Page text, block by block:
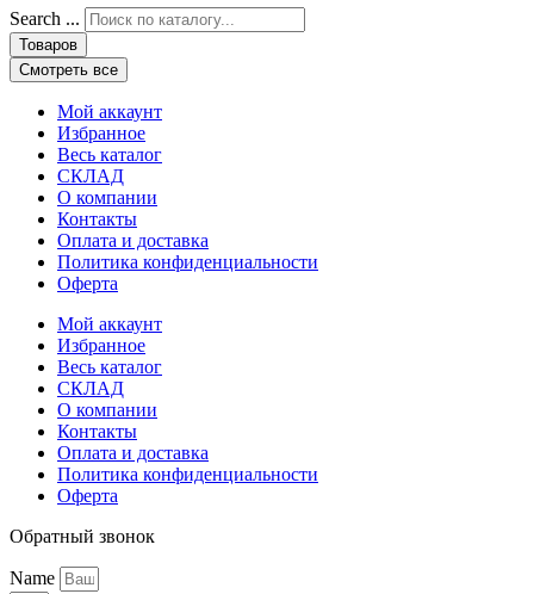
Search ...
Товаров
Смотреть все
Мой аккаунт
Избранное
Весь каталог
СКЛАД
О компании
Контакты
Оплата и доставка
Политика конфиденциальности
Оферта
Мой аккаунт
Избранное
Весь каталог
СКЛАД
О компании
Контакты
Оплата и доставка
Политика конфиденциальности
Оферта
Обратный звонок
Name